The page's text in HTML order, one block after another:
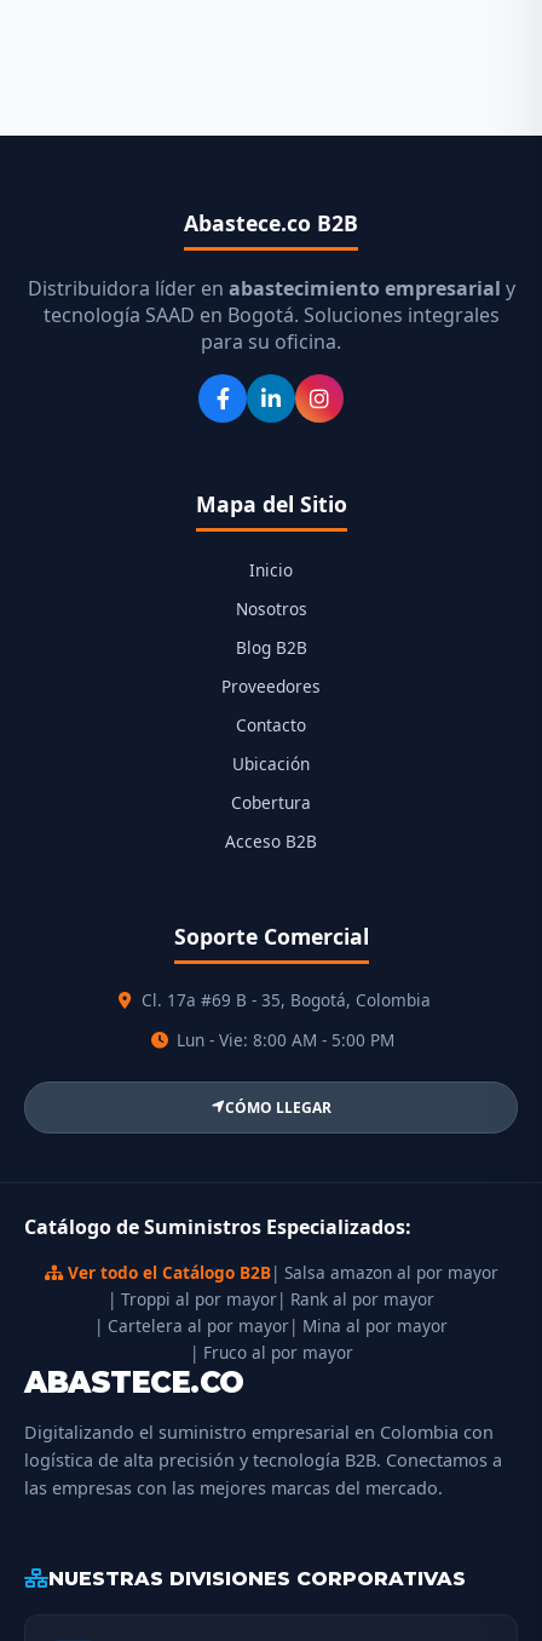
Abastece.co B2B
Distribuidora líder en abastecimiento empresarial y
tecnología SAAD en Bogotá. Soluciones integrales
para su oficina.
Mapa del Sitio
Inicio
Nosotros
Blog B2B
Proveedores
Contacto
Ubicación
Cobertura
Acceso B2B
Soporte Comercial
Cl. 17a #69 B - 35, Bogotá, Colombia
Lun - Vie: 8:00 AM - 5:00 PM
CÓMO LLEGAR
Catálogo de Suministros Especializados:
Ver todo el Catálogo B2B| Salsa amazon al por mayor
| Troppi al por mayor| Rank al por mayor
| Cartelera al por mayor| Mina al por mayor
| Fruco al por mayor
ABASTECE.CO
Digitalizando el suministro empresarial en Colombia con
logística de alta precisión y tecnología B2B. Conectamos a
las empresas con las mejores marcas del mercado.
NUESTRAS DIVISIONES CORPORATIVAS